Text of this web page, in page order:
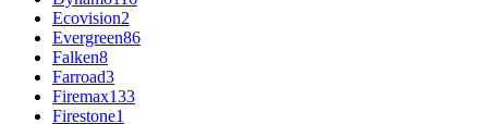
Ecovision2
Evergreen86
Falken8
Farroad3
Firemax133
Firestone1